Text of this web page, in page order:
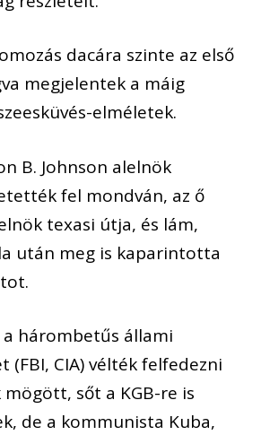
dacára szinte az első
megjelentek a máig
elméletek.
B. Johnson alelnök
fel mondván, az ő
texasi útja, és lám,
után meg is kaparintotta
hárombetűs állami
(FBI, CIA) vélték felfedezni
mögött, sőt a KGB-re is
de a kommunista Kuba,